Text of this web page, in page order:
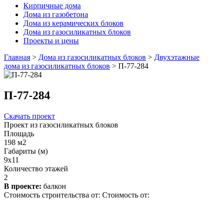
Кирпичные дома
Дома из газобетона
Дома из керамических блоков
Дома из газосиликатных блоков
Проекты и цены
Главная > Дома из газосиликатных блоков > Двухэтажные
дома из газосиликатных блоков > П-77-284
П-77-284
Скачать проект
Проект из газосиликатных блоков
Площадь
198 м2
Габариты (м)
9x11
Количество этажей
2
В проекте: балкон
Стоимость строительства от: Стоимость от: